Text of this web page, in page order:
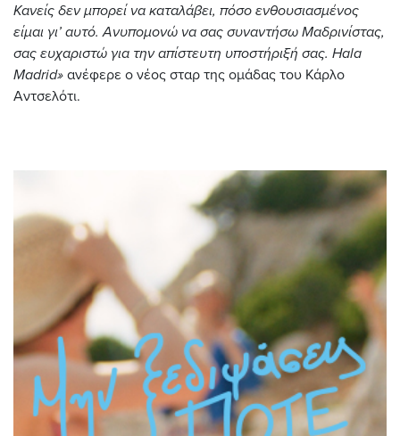
Κανείς δεν μπορεί να καταλάβει, πόσο ενθουσιασμένος
είμαι γι’ αυτό. Ανυπομονώ να σας συναντήσω Μαδρινίστας,
σας ευχαριστώ για την απίστευτη υποστήριξή σας. Hala
Madrid» ανέφερε ο νέος σταρ της ομάδας του Κάρλο
Αντσελότι.